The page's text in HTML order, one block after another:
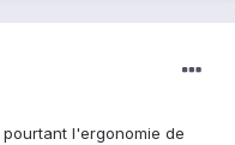
l'ergonomie de